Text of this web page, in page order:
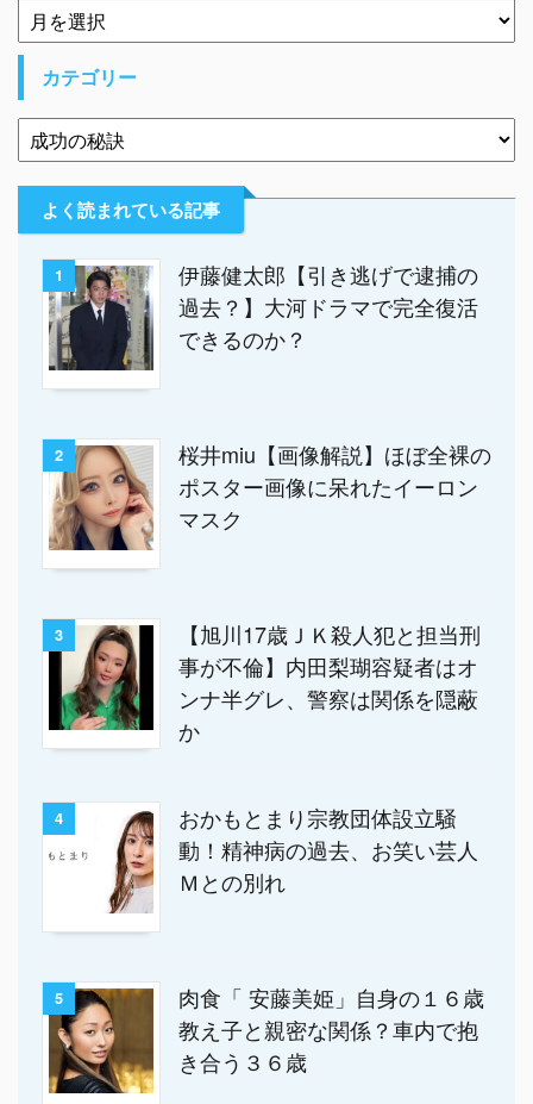
カテゴリー
よく読まれている記事
1
伊藤健太郎【引き逃げで逮捕の
過去？】大河ドラマで完全復活
できるのか？
2
桜井miu【画像解説】ほぼ全裸の
ポスター画像に呆れたイーロン
マスク
3
【旭川17歳ＪＫ殺人犯と担当刑
事が不倫】内田梨瑚容疑者はオ
ンナ半グレ、警察は関係を隠蔽
か
4
おかもとまり宗教団体設立騒
動！精神病の過去、お笑い芸人
Ｍとの別れ
5
肉食「 安藤美姫」自身の１６歳
教え子と親密な関係？車内で抱
き合う３６歳